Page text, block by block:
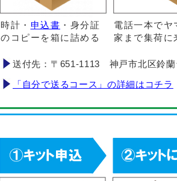
時計・ 申込書 ・身分証
のコピーを箱に詰める
電話一本でヤ
家まで集荷に
送付先：〒651-1113 神戸市北区鈴
「自分で送るコース」の詳細はコチラ